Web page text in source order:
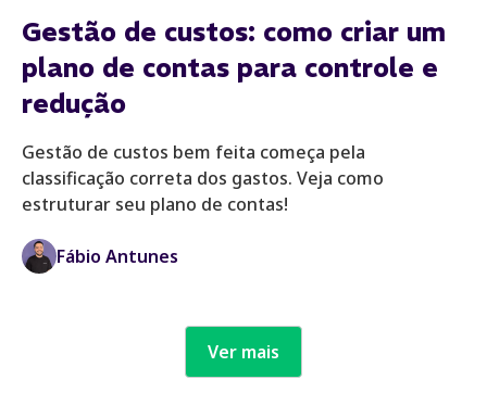
Gestão de custos: como criar um
plano de contas para controle e
redução
Gestão de custos bem feita começa pela
classificação correta dos gastos. Veja como
estruturar seu plano de contas!
Fábio Antunes
Ver mais